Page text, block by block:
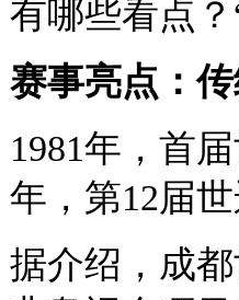
有哪些看点
赛事亮点：
1981年，首
年，第12届
据介绍，成